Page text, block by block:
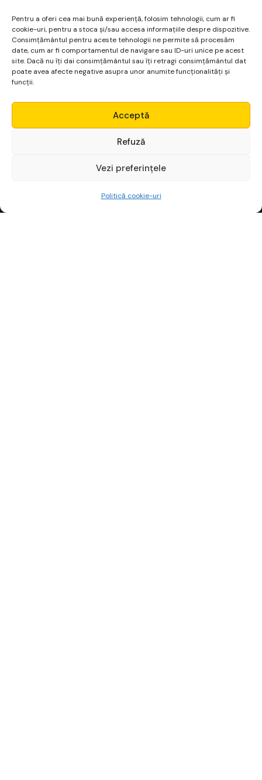
Pentru a oferi cea mai bună experiență, folosim tehnologii, cum ar fi
cookie-uri, pentru a stoca și/sau accesa informațiile despre dispozitive.
Consimțământul pentru aceste tehnologii ne permite să procesăm
date, cum ar fi comportamentul de navigare sau ID-uri unice pe acest
site. Dacă nu îți dai consimțământul sau îți retragi consimțământul dat
poate avea afecte negative asupra unor anumite funcționalități și
funcții.
Acceptă
Refuză
Vezi preferințele
Politică cookie-uri
Salvează-mi numele, emailul și site-ul web în acest
navigator pentru data viitoare când o să comentez.
Micro Alpha
Începe gratuit